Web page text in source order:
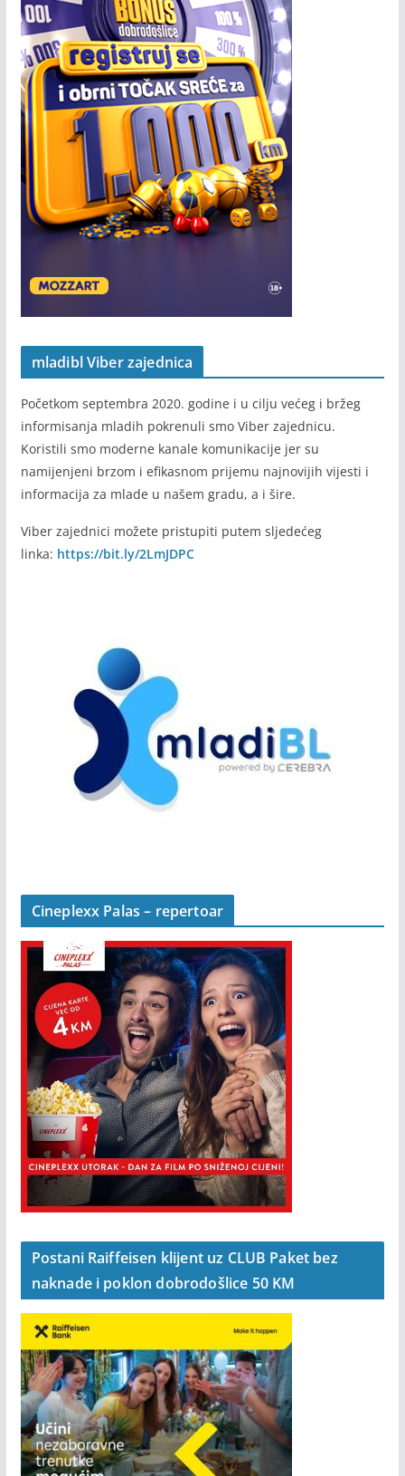
mladibl Viber zajednica
Početkom septembra 2020. godine i u cilju većeg i bržeg
informisanja mladih pokrenuli smo Viber zajednicu.
Koristili smo moderne kanale komunikacije jer su
namijenjeni brzom i efikasnom prijemu najnovijih vijesti i
informacija za mlade u našem gradu, a i šire.
Viber zajednici možete pristupiti putem sljedećeg
linka: https://bit.ly/2LmJDPC
Cineplexx Palas – repertoar
Postani Raiffeisen klijent uz CLUB Paket bez
naknade i poklon dobrodošlice 50 KM